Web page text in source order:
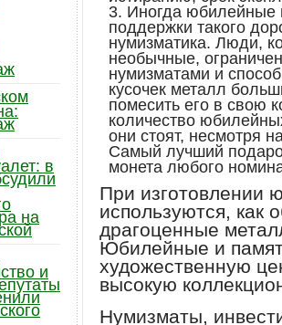
Иногда юбилейные
поддержки такого
нумизматика. Люди,
необычные,
нумизматами и
кусочек металл
помесить его в свою
количество
они стоят, несмотря
Самый лучший
монета любого
При изготовлении
используются, как
драгоценные
Юбилейные и
художественную
высокую
Нумизматы,
в
на
и